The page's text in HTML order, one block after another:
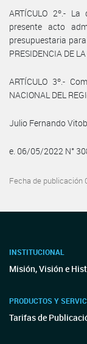
ARTÍCULO 2º.-
presente acto
presupuestaria para
PRESIDENCIA DE
ARTÍCULO 3º.-
NACIONAL DEL
Julio Fernando
e. 06/05/2022 N°
Fecha de
INSTITUCIONAL
Misión, Visión e
PRODUCTOS Y
Tarifas de